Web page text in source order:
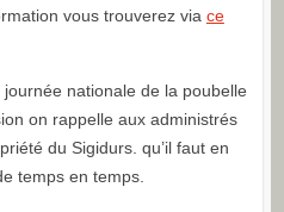
vous trouverez via ce
journée nationale de la poubelle
on rappelle aux administrés
du Sigidurs. qu’il faut en
temps en temps.